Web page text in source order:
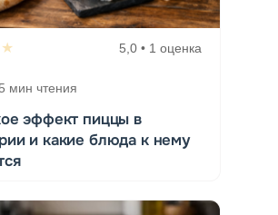
5,0 • 1 оценка
5 мин чтения
эффект пиццы в
и какие блюда к нему